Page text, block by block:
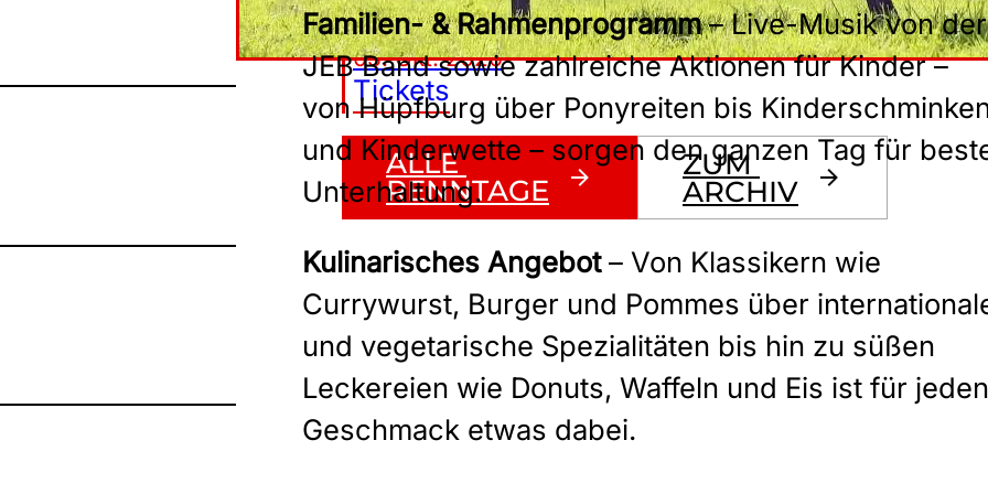
Einheit
03. Okt. 2026
Tickets
ALLE
RENNTAGE
ZUM
ARCHIV
Familien- & Rahmenprogramm– Live-Musik von der
JEB Band sowie zahlreiche Aktionen für Kinder –
von Hüpfburg über Ponyreiten bis
und Kinderwette – sorgen den ganzen Tag für
Unterhaltung.
Kulinarisches Angebot– Von Klassikern wie
Currywurst, Burger und Pommes über
und vegetarische Spezialitäten bis hin zu süßen
Leckereien wie Donuts, Waffeln und Eis ist für jeden
Geschmack etwas dabei.